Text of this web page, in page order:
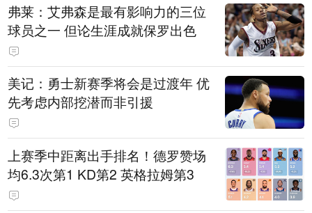
弗莱：艾弗森是最有影响力的三位
球员之一 但论生涯成就保罗出色
美记：勇士新赛季将会是过渡年 优
先考虑内部挖潜而非引援
上赛季中距离出手排名！德罗赞场
均6.3次第1 KD第2 英格拉姆第3